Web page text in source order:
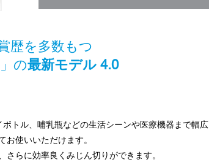
歴を多数もつ
の最新モデル 4.0
ボトル、哺乳瓶などの生活シーンや医療機器まで幅広
お使いいただけます。
さらに効率良くみじん切りができます。